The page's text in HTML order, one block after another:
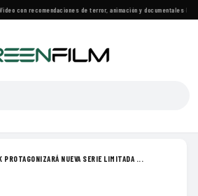
con recomendaciones de terror, animación y documentales·Las
PROTAGONIZARÁ NUEVA SERIE LIMITADA ...